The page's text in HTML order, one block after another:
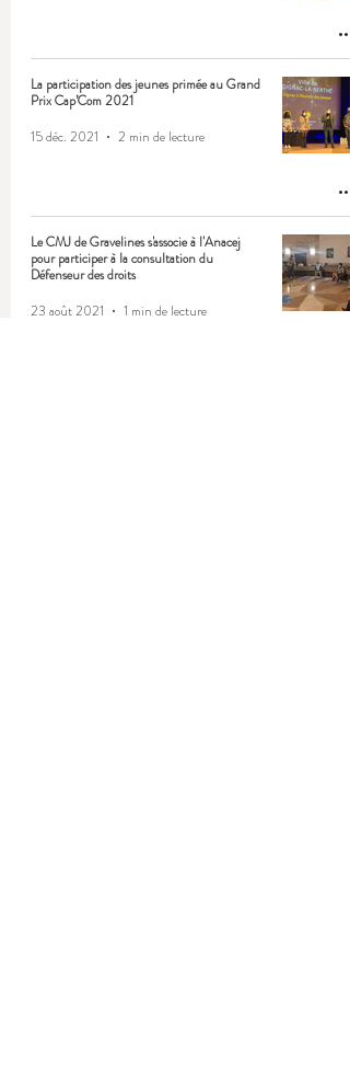
La participation des jeunes primée au Grand
Prix Cap’Com 2021
15 déc. 2021
2 min de lecture
Le CMJ de Gravelines s'associe à l'Anacej
pour participer à la consultation du
Défenseur des droits
23 août 2021
1 min de lecture